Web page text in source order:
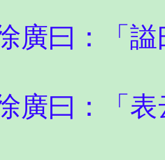
廣曰：「
廣曰：「